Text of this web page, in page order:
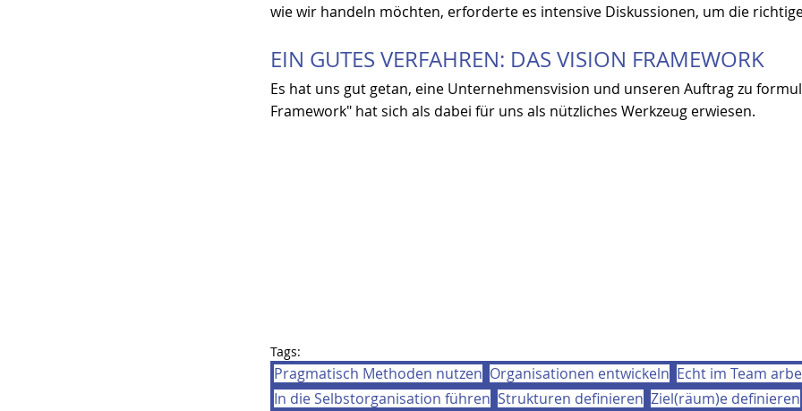
wie wir handeln möchten, erforderte es intensive Diskussionen, um die
EIN GUTES VERFAHREN: DAS VISION FRAMEWORK
Es hat uns gut getan, eine Unternehmensvision und unseren Auftrag zu
Framework" hat sich als dabei für uns als nützliches Werkzeug erwiesen.
Tags:
Pragmatisch Methoden nutzen Organisationen entwickeln Echt im Team
In die Selbstorganisation führen Strukturen definieren Ziel(räum)e definieren